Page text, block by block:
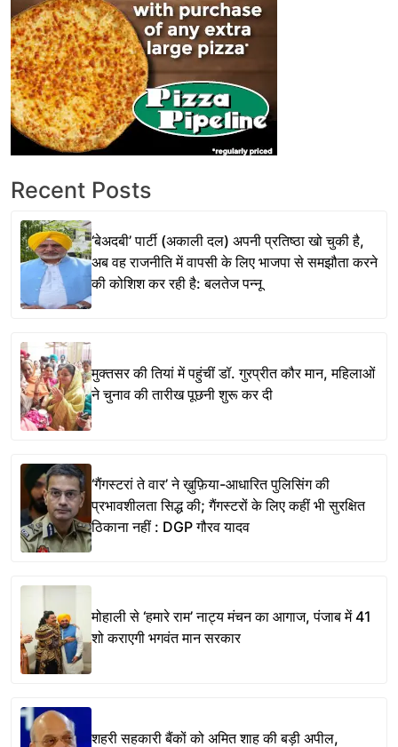
Recent Posts
‘बेअदबी’ पार्टी (अकाली दल) अपनी प्रतिष्ठा खो चुकी है,
अब वह राजनीति में वापसी के लिए भाजपा से समझौता करने
की कोशिश कर रही है: बलतेज पन्नू
मुक्तसर की तियां में पहुंचीं डॉ. गुरप्रीत कौर मान, महिलाओं
ने चुनाव की तारीख पूछनी शुरू कर दी
‘गैंगस्टरां ते वार’ ने ख़ुफ़िया-आधारित पुलिसिंग की
प्रभावशीलता सिद्ध की; गैंगस्टरों के लिए कहीं भी सुरक्षित
ठिकाना नहीं : DGP गौरव यादव
मोहाली से ‘हमारे राम’ नाट्य मंचन का आगाज, पंजाब में 41
शो कराएगी भगवंत मान सरकार
शहरी सहकारी बैंकों को अमित शाह की बड़ी अपील,